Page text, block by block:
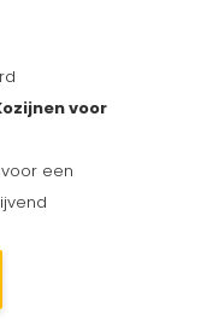
voor
voor een